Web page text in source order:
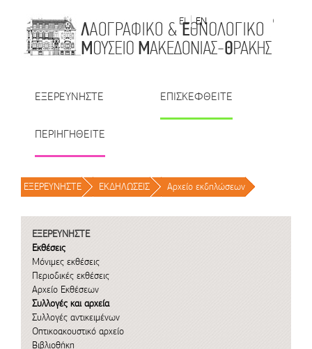
EL
EN | TR | BU | RO
ΕΞΕΡΕΥΝΗΣΤΕ ΕΠΙΣΚΕΦΘΕΙΤΕ
ΠΕΡΙΗΓΗΘΕΙΤΕ
ΕΞΕΡΕΥΝΗΣΤΕ / ΕΚΔΗΛΩΣΕΙΣ / Αρχείο εκδηλώσεων /
ΕΞΕΡΕΥΝΗΣΤΕ
Εκθέσεις
Μόνιμες εκθέσεις
Περιοδικές εκθέσεις
Αρχείο Εκθέσεων
Συλλογές και αρχεία
Συλλογές αντικειμένων
Οπτικοακουστικό αρχείο
Βιβλιοθήκη